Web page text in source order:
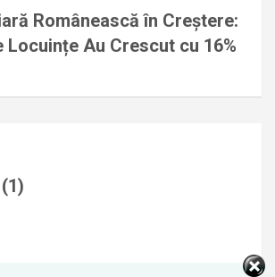
Românească în Creștere:
Locuințe Au Crescut cu 16%
(1)